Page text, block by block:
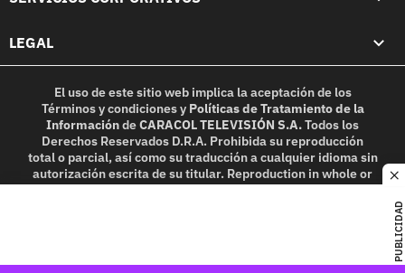
PUBLICIDAD
LEGAL
El uso de este sitio web implica la aceptación de los
Términos y condicionesy Políticas de Tratamiento de la
InformacióndeCARACOL TELEVISIÓN S.A.Todos los
Derechos Reservados D.R.A. Prohibida su reproducción
total o parcial, así como su traducción a cualquier idioma sin
autorización escrita de su titular. Reproduction in whole or
in part, or translation without written permission is